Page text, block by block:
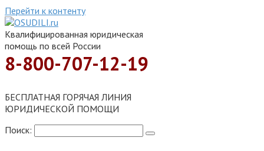
Перейти к контенту
Квалифицированная юридическая
помощь по всей России
8-800-707-12-19
БЕСПЛАТНАЯ ГОРЯЧАЯ ЛИНИЯ
ЮРИДИЧЕСКОЙ ПОМОЩИ
Поиск: